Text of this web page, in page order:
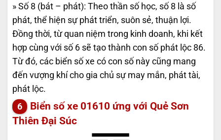
» Số 8 (bát – phát): Theo thần số học, số 8 là số
phát, thể hiện sự phát triển, suôn sẻ, thuận lợi.
Đồng thời, từ quan niệm trong kinh doanh, khi kết
hợp cùng với số 6 sẽ tạo thành con số phát lộc 86.
Từ đó, các biển số xe có con số này cũng mang
đến vượng khí cho gia chủ sự may mắn, phát tài,
phát lộc.
Biển số xe 01610 ứng với Quẻ Sơn
Thiên Đại Súc